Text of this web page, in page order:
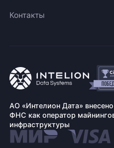
Контакты
АО «Интелион Дата»
ФНС как оператор
инфраструктуры